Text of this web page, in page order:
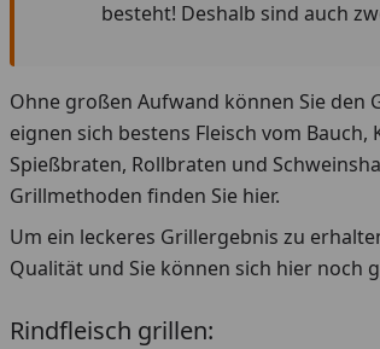
besteht! Deshalb sind auch
Ohne großen Aufwand können Sie
eignen sich bestens Fleisch vom
Spießbraten, Rollbraten und
Grillmethoden finden Sie hier.
Um ein leckeres Grillergebnis zu
Qualität und Sie können sich hier
Rindfleisch grillen: